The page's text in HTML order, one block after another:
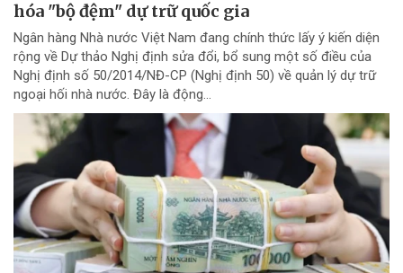
hóa "bộ đệm" dự trữ quốc gia
Ngân hàng Nhà nước Việt Nam đang chính thức lấy ý kiến diện
rộng về Dự thảo Nghị định sửa đổi, bổ sung một số điều của
Nghị định số 50/2014/NĐ-CP (Nghị định 50) về quản lý dự trữ
ngoại hối nhà nước. Đây là động...